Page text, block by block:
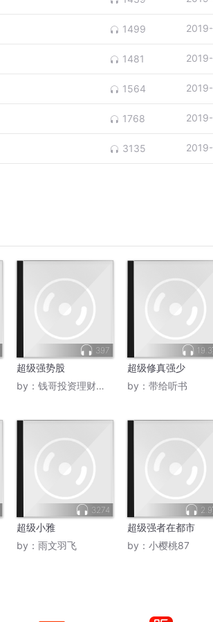
1499
1481
1564
1768
3135
397
超级强势股
by： 钱哥投资理财读书圈
超级修真强少
by： 带给听书
3274
超级小雅
by： 雨文羽飞
超级强者在都市
by： 小樱桃87